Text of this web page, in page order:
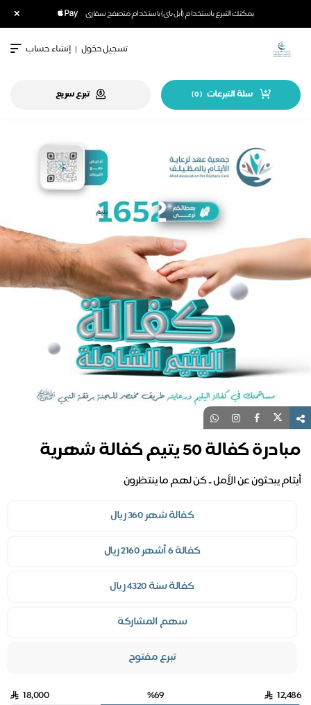
يمكنك التبرع باستخدام (أبل باي) باستخدام متصفح سفاري ×
تسجيل دخول | إنشاء حساب
سلة التبرعات (
0
) تبرع سريع
مبادرة كفالة 50 يتيم كفالة شهرية
أيتام يبحثون عن الأمل .. كن لهم ما ينتظرون
كفالة شهر 360 ريال
كفالة 6 أشهر 2160 ريال
كفالة سنة 4320 ريال
سهم المشاركة
تبرع مفتوح
12,486
%69
18,000